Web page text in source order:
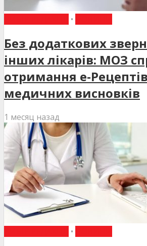
•
Без додаткових
інших лікарів: МОЗ
отримання е-
медичних висновків
1 месяц назад
•